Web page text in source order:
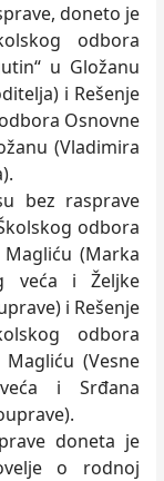
doneto je
odbora
u Gložanu
i Rešenje
Osnovne
(Vladimira
bez rasprave
odbora
(Marka
veća i Željke
i Rešenje
odbora
(Vesne
i Srđana
doneta je
o rodnoj